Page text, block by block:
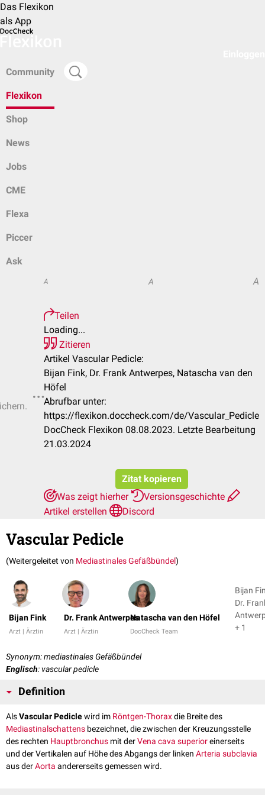
Das Flexikon
als App
Community
Flexikon
Shop
News
Jobs
CME
Flexa
Piccer
Ask
A A A
Teilen
Loading...
Zitieren
Artikel Vascular Pedicle:
Bijan Fink, Dr. Frank Antwerpes, Natascha van den
Höfel
Abrufbar unter:
https://flexikon.doccheck.com/de/Vascular_Pedicle
DocCheck Flexikon 08.08.2023. Letzte Bearbeitung
21.03.2024
Zitat kopieren
Was zeigt hierher
Versionsgeschichte
Artikel erstellen
Discord
Vascular Pedicle
(Weitergeleitet von Mediastinales Gefäßbündel)
Bijan Fink
Arzt | Ärztin
Dr. Frank Antwerpes
Arzt | Ärztin
Natascha van den Höfel
DocCheck Team
Bijan
Dr.
+ 1
Synonym: mediastinales Gefäßbündel
Englisch: vascular pedicle
Definition
AlsVascular Pediclewird im Röntgen-Thoraxdie Breite des
Mediastinalschattens bezeichnet, die zwischen der Kreuzungsstelle
des rechten Hauptbronchus mit derVena cava superioreinerseits
und der Vertikalen auf Höhe des Abgangs der linken Arteria subclavia
aus derAorta andererseits gemessen wird.